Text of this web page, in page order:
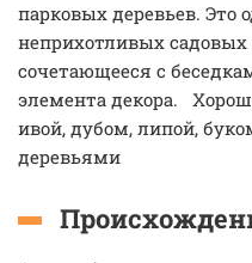
парковых деревьев. Это
неприхотливых садовых
сочетающееся с
элемента декора.
ивой, дубом, липой,
деревьями